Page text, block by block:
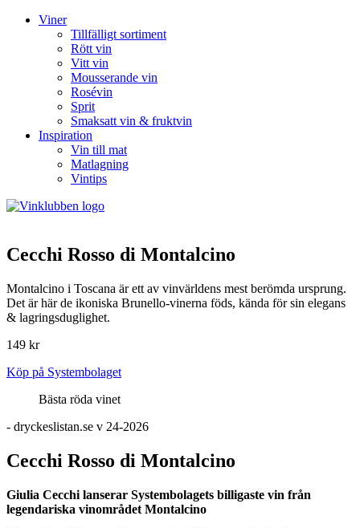
Viner
Tillfälligt sortiment
Rött vin
Vitt vin
Mousserande vin
Rosévin
Sprit
Smaksatt vin & fruktvin
Inspiration
Vin till mat
Matlagning
Vintips
Cecchi Rosso di Montalcino
Montalcino i Toscana är ett av vinvärldens mest berömda ursprung.
Det är här de ikoniska Brunello-vinerna föds, kända för sin elegans
& lagringsduglighet.
149 kr
Köp på Systembolaget
Bästa röda vinet
- dryckeslistan.se v 24-2026
Cecchi Rosso di Montalcino
Giulia Cecchi lanserar Systembolagets billigaste vin från
legendariska vinområdet Montalcino